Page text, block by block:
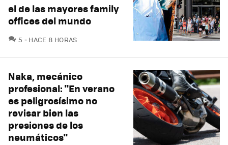
el de las mayores family
offices del mundo
5 COMENTARIOS
HACE 8 HORAS
Naka, mecánico
profesional: "En verano
es peligrosísimo no
revisar bien las
presiones de los
neumáticos"